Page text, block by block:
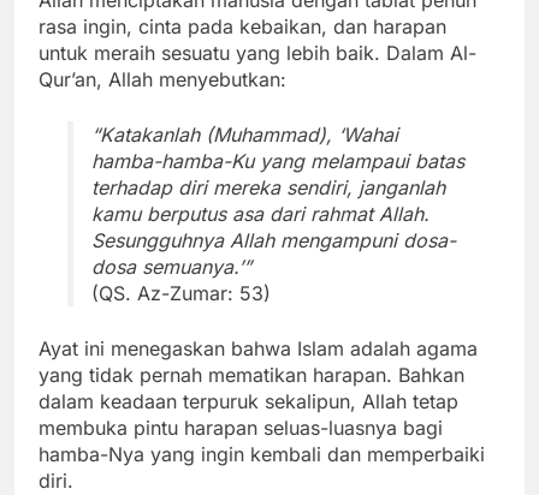
rasa ingin, cinta pada kebaikan, dan harapan
untuk meraih sesuatu yang lebih baik. Dalam Al-
Qur’an, Allah menyebutkan:
“Katakanlah (Muhammad), ‘Wahai
hamba-hamba-Ku yang melampaui batas
terhadap diri mereka sendiri, janganlah
kamu berputus asa dari rahmat Allah.
Sesungguhnya Allah mengampuni dosa-
dosa semuanya.’”
(QS. Az-Zumar: 53)
Ayat ini menegaskan bahwa Islam adalah agama
yang tidak pernah mematikan harapan. Bahkan
dalam keadaan terpuruk sekalipun, Allah tetap
membuka pintu harapan seluas-luasnya bagi
hamba-Nya yang ingin kembali dan memperbaiki
diri.